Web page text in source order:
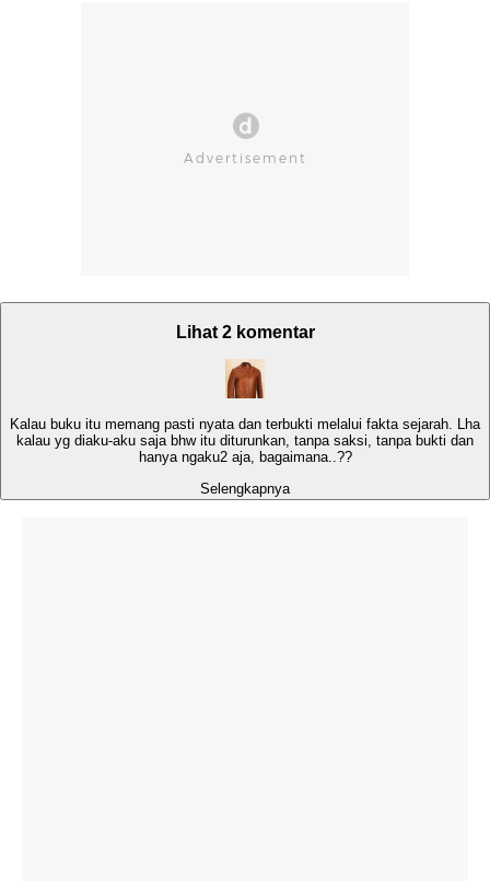
Lihat 2 komentar
Kalau buku itu memang pasti nyata dan terbukti melalui fakta sejarah. Lha
kalau yg diaku-aku saja bhw itu diturunkan, tanpa saksi, tanpa bukti dan
hanya ngaku2 aja, bagaimana..??
Selengkapnya